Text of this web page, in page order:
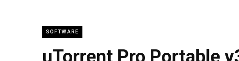
o
k
a
m
SOFTWARE
uTorrent Pro Portable